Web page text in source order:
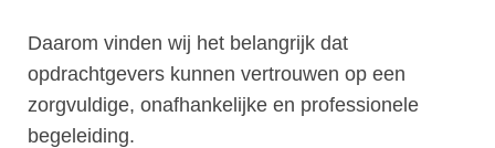
Daarom vinden wij het belangrijk dat
opdrachtgevers kunnen vertrouwen op een
zorgvuldige, onafhankelijke en professionele
begeleiding.